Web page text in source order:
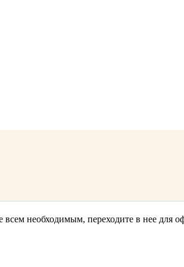
необходимым, переходите в нее для